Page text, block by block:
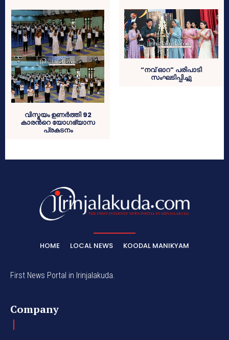
വിസ്മയം ഉണർത്തി 92
കാരൻറെ യോഗഭ്യാസ
പ്രകടനം
“നവ് ഓറ” പരിപാടി
സംഘടിപ്പിച്ചു
HOME LOCAL NEWS KOODAL MANIKYAM
First News Portal in Irinjalakuda.
Company